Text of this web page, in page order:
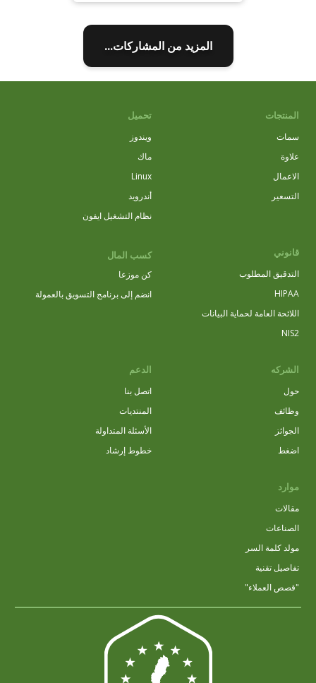
المزيد من المشاركات...
المنتجات
سمات
علاوة
الاعمال
التسعير
تحميل
ويندوز
ماك
Linux
أندرويد
نظام التشغيل ايفون
قانوني
التدقيق المطلوب
HIPAA
اللائحة العامة لحماية البيانات
NIS2
كسب المال
كن موزعا
انضم إلى برنامج التسويق بالعمولة
الشركه
حول
وظائف
الجوائز
اضغط
الدعم
اتصل بنا
المنتديات
الأسئلة المتداولة
خطوط إرشاد
موارد
مقالات
الصناعات
مولد كلمة السر
تفاصيل تقنية
"قصص العملاء"